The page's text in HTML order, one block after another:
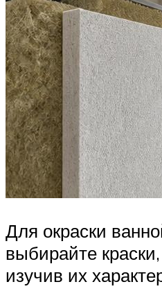
Для окраски
выбирайте
изучив их